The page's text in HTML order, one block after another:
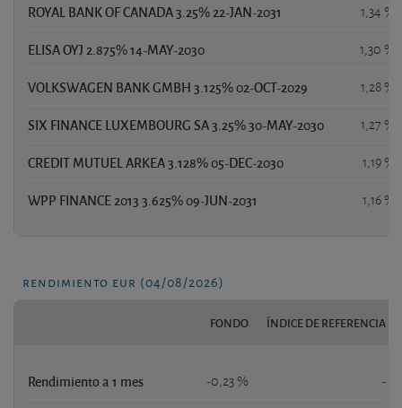
ROYAL BANK OF CANADA 3.25% 22-JAN-2031 1,34 %
ELISA OYJ 2.875% 14-MAY-2030 1,30 %
VOLKSWAGEN BANK GMBH 3.125% 02-OCT-2029 1,28 %
SIX FINANCE LUXEMBOURG SA 3.25% 30-MAY-2030 1,27 %
CREDIT MUTUEL ARKEA 3.128% 05-DEC-2030 1,19 %
WPP FINANCE 2013 3.625% 09-JUN-2031 1,16 %
rendimiento eur (04/08/2026)
FONDO ÍNDICE DE REFERENCIA
Rendimiento a 1 mes -0,23 % -